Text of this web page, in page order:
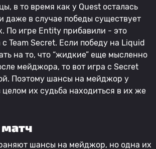
в то время как у Quest осталась
даже в случае победы существует
По игре Entity прибавили - это
с Team Secret. Если победу на Liquid
на то, что “жидкие” еще мысленно
мейджора, то вот игра с Secret
Поэтому шансы на мейджор у
их судьба находиться в их же
матч
шансы на мейджор, но одна их